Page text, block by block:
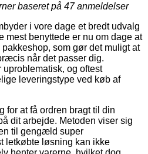
baseret på 47anmeldelser
i vore dage et bredt udvalg
mest benyttede er nu om dage at
som gør det muligt at
når det passer dig.
uproblematisk, og oftest
leveringstype ved køb af
for at få ordren bragt til din
dit arbejde. Metoden viser sig
til gengæld super
letkøbte løsning kan ikke